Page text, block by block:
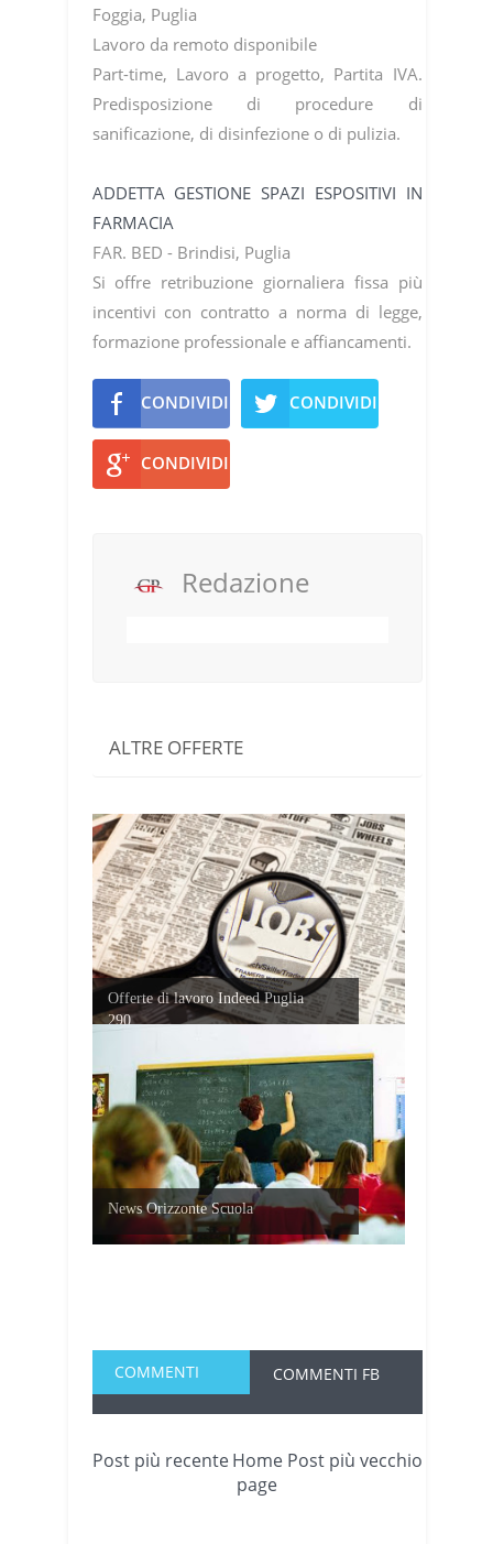
Foggia, Puglia
Lavoro da remoto disponibile
Part-time, Lavoro a progetto, Partita IVA.
Predisposizione di procedure di
sanificazione, di disinfezione o di pulizia.
ADDETTA GESTIONE SPAZI ESPOSITIVI IN
FARMACIA
FAR. BED - Brindisi, Puglia
Si offre retribuzione giornaliera fissa più
incentivi con contratto a norma di legge,
formazione professionale e affiancamenti.
CONDIVIDI CONDIVIDI
CONDIVIDI
Redazione
ALTRE OFFERTE
Offerte di lavoro Indeed Puglia
290...
News Orizzonte Scuola
COMMENTI COMMENTI FB
Post più recente Post più vecchio
Home
page